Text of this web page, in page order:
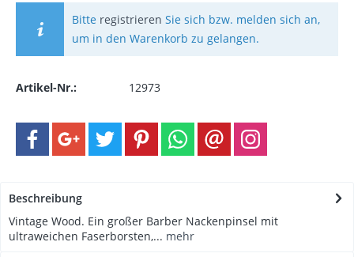
Bitte registrieren Sie sich bzw. melden sich an,
um in den Warenkorb zu gelangen.
Artikel-Nr.: 12973
Beschreibung
Vintage Wood. Ein großer Barber Nackenpinsel mit
ultraweichen Faserborsten,... mehr